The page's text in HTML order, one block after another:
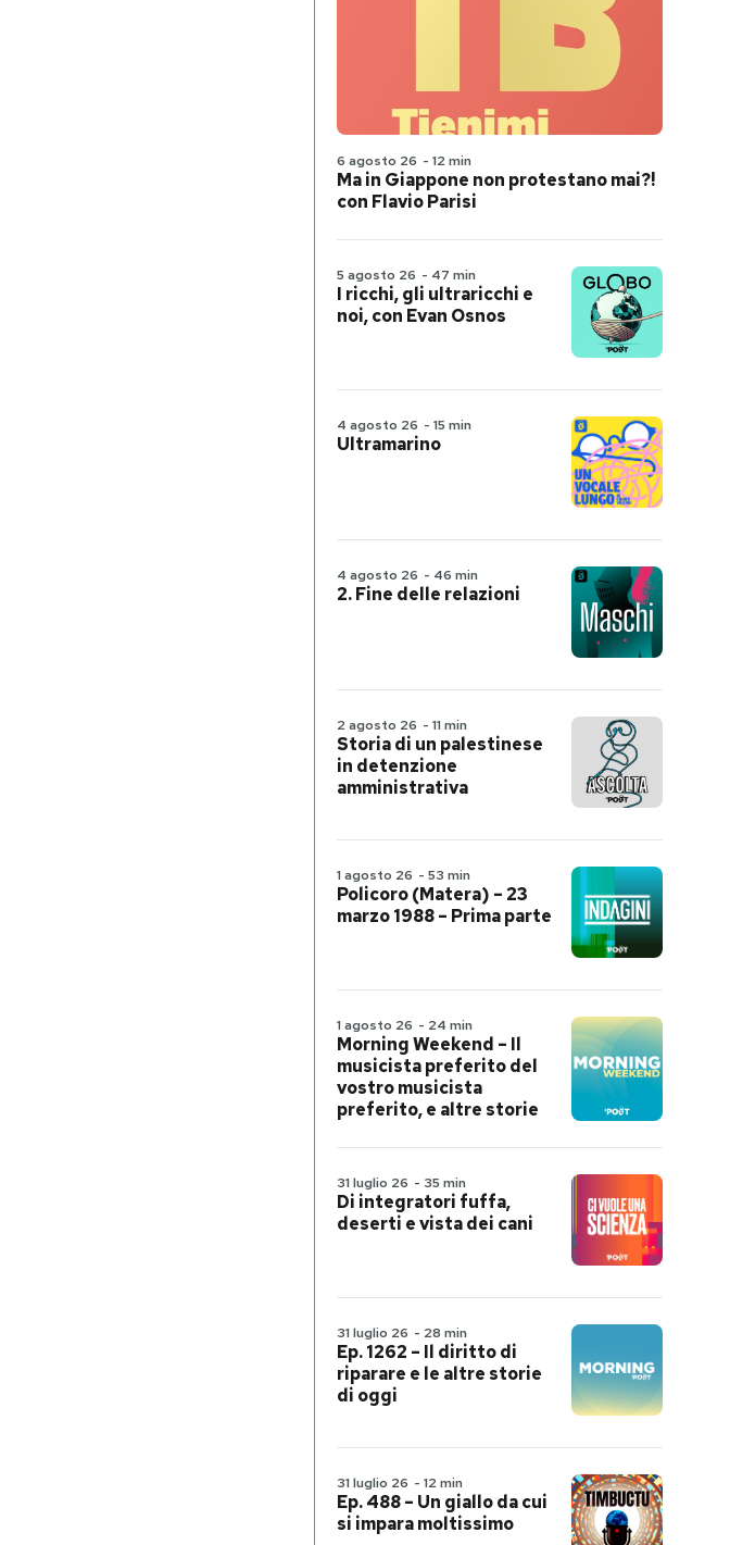
6 agosto 26 - 12 min
Ma in Giappone non protestano mai?!
con Flavio Parisi
5 agosto 26 - 47 min
I ricchi, gli ultraricchi e
noi, con Evan Osnos
4 agosto 26 - 15 min
Ultramarino
4 agosto 26 - 46 min
2. Fine delle relazioni
2 agosto 26 - 11 min
Storia di un palestinese
in detenzione
amministrativa
1 agosto 26 - 53 min
Policoro (Matera) – 23
marzo 1988 – Prima parte
1 agosto 26 - 24 min
Morning Weekend – Il
musicista preferito del
vostro musicista
preferito, e altre storie
31 luglio 26 - 35 min
Di integratori fuffa,
deserti e vista dei cani
31 luglio 26 - 28 min
Ep. 1262 – Il diritto di
riparare e le altre storie
di oggi
31 luglio 26 - 12 min
Ep. 488 – Un giallo da cui
si impara moltissimo